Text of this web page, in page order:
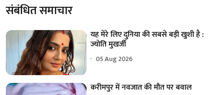
संबंधित समाचार
यह मेरे लिए दुनिया की सबसे बड़ी खुशी है :
ज्योति मुखर्जी
05 Aug 2026
करीमपुर में नवजात की मौत पर बवाल